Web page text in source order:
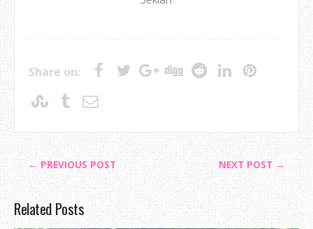
Share on:
← PREVIOUS POST NEXT POST →
Related Posts